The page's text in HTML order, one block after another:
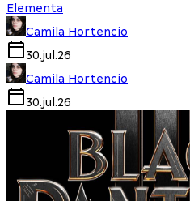
Elementa
Camila Hortencio
30.jul.26
Camila Hortencio
30.jul.26